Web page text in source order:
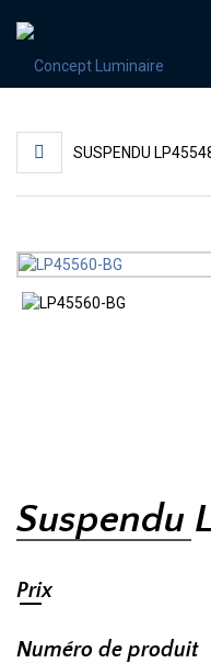
SUSPENDU
Suspendu
Prix
Numéro de produit